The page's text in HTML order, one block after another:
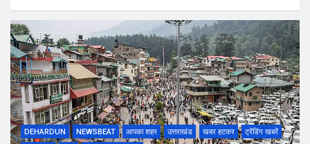
DEHARDUN NEWSBEAT आपका शहर उत्तराखंड खबर हटकर
ट्रेंडिंग खबरें